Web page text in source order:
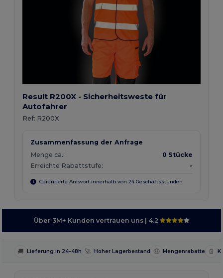
Result R200X - Sicherheitsweste für
Autofahrer
Ref: R200X
Zusammenfassung der Anfrage
Menge ca.:
0 Stücke
Erreichte Rabattstufe:
-
Garantierte Antwort innerhalb von 24 Geschäftsstunden
Über 3M+ Kunden vertrauen uns | 4.2
🚚 Lieferung in 24–48h 🚀 Hoher Lagerbestand 🤑 Mengenrabatte 📄